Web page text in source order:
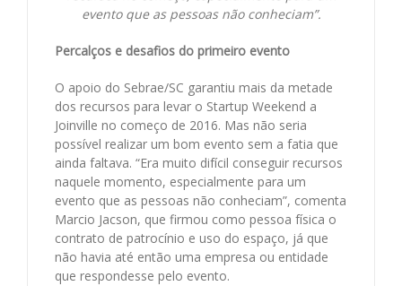
evento que as pessoas não conheciam”.
Percalços e desafios do primeiro evento
O apoio do Sebrae/SC garantiu mais da metade
dos recursos para levar o Startup Weekend a
Joinville no começo de 2016. Mas não seria
possível realizar um bom evento sem a fatia que
ainda faltava. “Era muito difícil conseguir recursos
naquele momento, especialmente para um
evento que as pessoas não conheciam”, comenta
Marcio Jacson, que firmou como pessoa física o
contrato de patrocínio e uso do espaço, já que
não havia até então uma empresa ou entidade
que respondesse pelo evento.